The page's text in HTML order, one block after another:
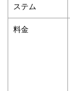
ステム
料金